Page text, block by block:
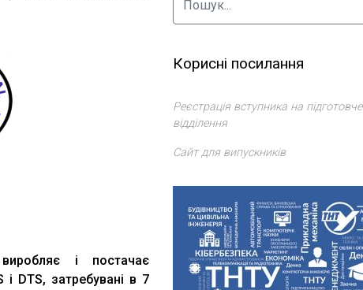
і постачає
і DTS, затребувані в 7
Корисні посилання
Реєстрація вступника на підготовче
відділення
Сайт для випускників